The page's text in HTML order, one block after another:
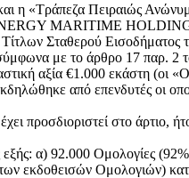
«Τράπεζα Πειραιώς
MARITIME HOLDINGS
Τίτλων Σταθερού
με το άρθρο 17 παρ. 2
αξία €1.000 εκάστη
από επενδυτές οι
προσδιοριστεί στο άρτιο,
α) 92.000 Ομολογίες
εκδοθεισών Ομολογιών)